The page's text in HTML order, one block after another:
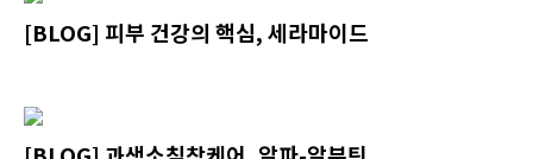
[BLOG] 피부 건강의 핵심, 세라마이드